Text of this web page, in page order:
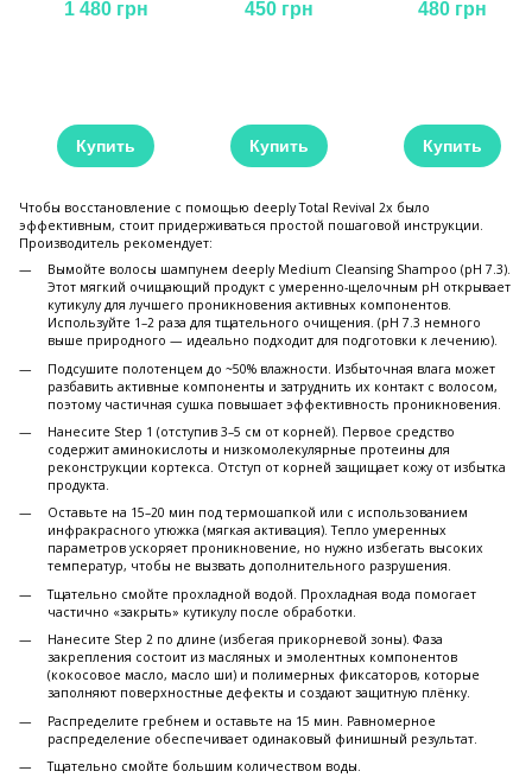
1 480 грн
Купить
450 грн
Купить
480 грн
Купить
Чтобы восстановление с помощью deeply Total Revival 2x было
эффективным, стоит придерживаться простой пошаговой инструкции.
Производитель рекомендует:
Вымойте волосы шампунем deeply Medium Cleansing Shampoo (pH 7.3).
Этот мягкий очищающий продукт с умеренно-щелочным pH открывает
кутикулу для лучшего проникновения активных компонентов.
Используйте 1–2 раза для тщательного очищения. (pH 7.3 немного
выше природного — идеально подходит для подготовки к лечению).
Подсушите полотенцем до ~50% влажности. Избыточная влага может
разбавить активные компоненты и затруднить их контакт с волосом,
поэтому частичная сушка повышает эффективность проникновения.
Нанесите Step 1 (отступив 3–5 см от корней). Первое средство
содержит аминокислоты и низкомолекулярные протеины для
реконструкции кортекса. Отступ от корней защищает кожу от избытка
продукта.
Оставьте на 15–20 мин под термошапкой или с использованием
инфракрасного утюжка (мягкая активация). Тепло умеренных
параметров ускоряет проникновение, но нужно избегать высоких
температур, чтобы не вызвать дополнительного разрушения.
Тщательно смойте прохладной водой. Прохладная вода помогает
частично «закрыть» кутикулу после обработки.
Нанесите Step 2 по длине (избегая прикорневой зоны). Фаза
закрепления состоит из масляных и эмолентных компонентов
(кокосовое масло, масло ши) и полимерных фиксаторов, которые
заполняют поверхностные дефекты и создают защитную плёнку.
Распределите гребнем и оставьте на 15 мин. Равномерное
распределение обеспечивает одинаковый финишный результат.
Тщательно смойте большим количеством воды.